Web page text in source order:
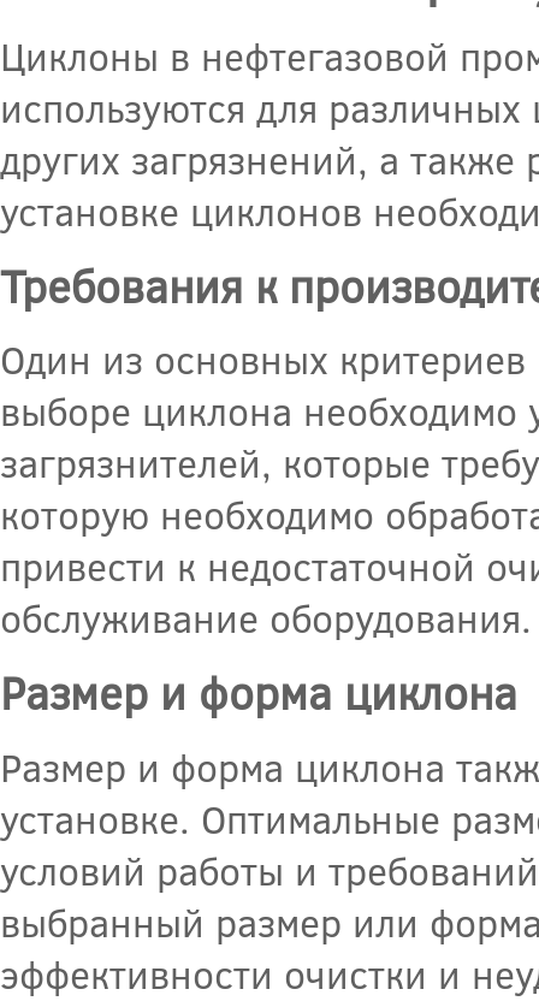
Циклоны в нефтегазовой
используются для
других загрязнений, а
установке циклонов
Требования к
Один из основных
выборе циклона необходимо
загрязнителей, которые
которую необходимо
привести к недостаточной
обслуживание оборудования.
Размер и форма циклона
Размер и форма циклона
установке. Оптимальные
условий работы и
выбранный размер или
эффективности очистки и